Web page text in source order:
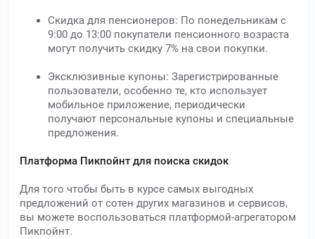
Скидка для пенсионеров: По понедельникам с
9:00 до 13:00 покупатели пенсионного возраста
могут получить скидку 7% на свои покупки.
Эксклюзивные купоны: Зарегистрированные
пользователи, особенно те, кто использует
мобильное приложение, периодически
получают персональные купоны и специальные
предложения.
Платформа Пикпойнт для поиска скидок
Для того чтобы быть в курсе самых выгодных
предложений от сотен других магазинов и сервисов,
вы можете воспользоваться платформой-агрегатором
Пикпойнт.